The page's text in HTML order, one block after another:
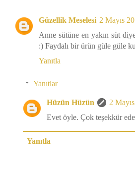
Güzellik Meselesi 2 Mayıs
Anne sütüne en yakın süt
:) Faydalı bir ürün güle güle
Yanıtla
Yanıtlar
Hüzün Hüzün
2
Evet öyle. Çok teşekkür
Yanıtla